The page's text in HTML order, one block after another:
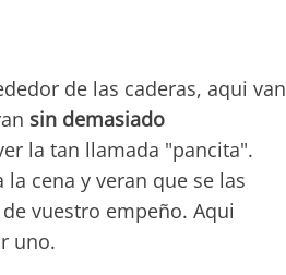
de las caderas, aqui van
sin demasiado
la tan llamada "pancita".
cena y veran que se las
vuestro empeño. Aqui
uno.